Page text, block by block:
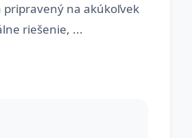
pripravený na akúkoľvek
riešenie, ...